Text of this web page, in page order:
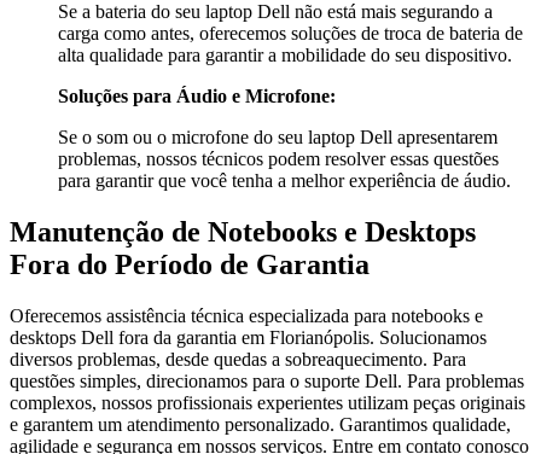
Se a bateria do seu laptop Dell não está mais segurando a
carga como antes, oferecemos soluções de troca de bateria de
alta qualidade para garantir a mobilidade do seu dispositivo.
Soluções para Áudio e Microfone:
Se o som ou o microfone do seu laptop Dell apresentarem
problemas, nossos técnicos podem resolver essas questões
para garantir que você tenha a melhor experiência de áudio.
Manutenção de Notebooks e Desktops
Fora do Período de Garantia
Oferecemos assistência técnica especializada para notebooks e
desktops Dell fora da garantia em Florianópolis. Solucionamos
diversos problemas, desde quedas a sobreaquecimento. Para
questões simples, direcionamos para o suporte Dell. Para problemas
complexos, nossos profissionais experientes utilizam peças originais
e garantem um atendimento personalizado. Garantimos qualidade,
agilidade e segurança em nossos serviços. Entre em contato conosco